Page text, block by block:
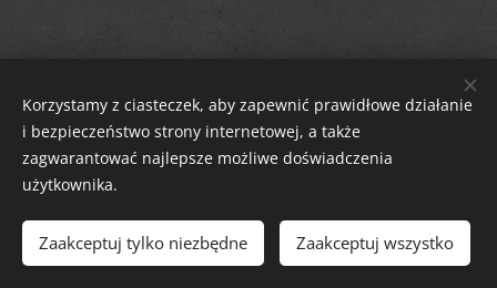
Zaciszny Zakątek Zawoja
Email:zaciszny.zakatek.zawoja@gmail.com |Tel:604-643-167 |2026
Odstąp od umowytutaj Ciasteczka
Korzystamy z ciasteczek, aby zapewnić prawidłowe działanie
i bezpieczeństwo strony internetowej, a także
zagwarantować najlepsze możliwe doświadczenia
użytkownika.
Zaakceptuj tylko niezbędne Zaakceptuj wszystko